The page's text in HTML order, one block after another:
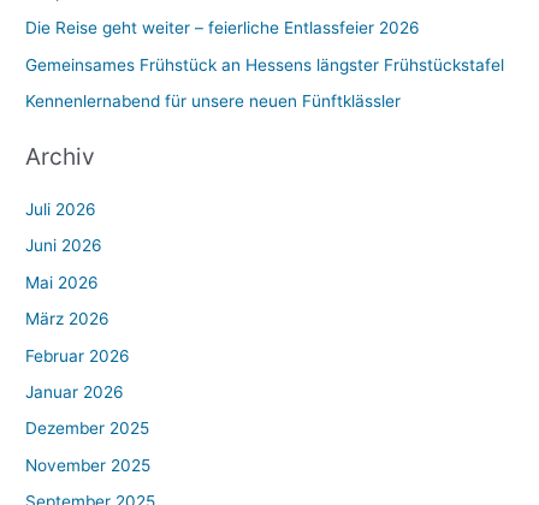
Die Reise geht weiter – feierliche Entlassfeier 2026
Gemeinsames Frühstück an Hessens längster Frühstückstafel
Kennenlernabend für unsere neuen Fünftklässler
Archiv
Juli 2026
Juni 2026
Mai 2026
März 2026
Februar 2026
Januar 2026
Dezember 2025
November 2025